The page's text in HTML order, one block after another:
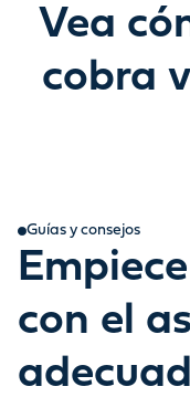
Vea
cobra
Guías y consejos
con el